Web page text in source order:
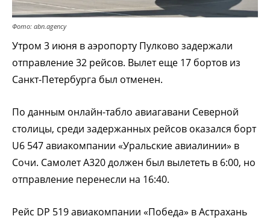
Фото: abn.agency
Утром 3 июня в аэропорту Пулково задержали
отправление 32 рейсов. Вылет еще 17 бортов из
Санкт-Петербурга был отменен.
По данным онлайн-табло авиагавани Северной
столицы, среди задержанных рейсов оказался борт
U6 547 авиакомпании «Уральские авиалинии» в
Сочи. Самолет A320 должен был вылететь в 6:00, но
отправление перенесли на 16:40.
Рейс DP 519 авиакомпании «Победа» в Астрахань